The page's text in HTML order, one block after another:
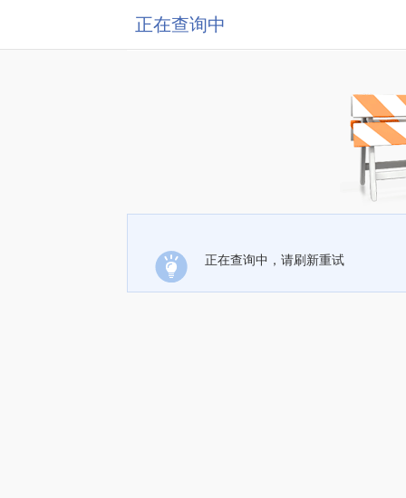
正在查询中
正在查询中，请刷新重试